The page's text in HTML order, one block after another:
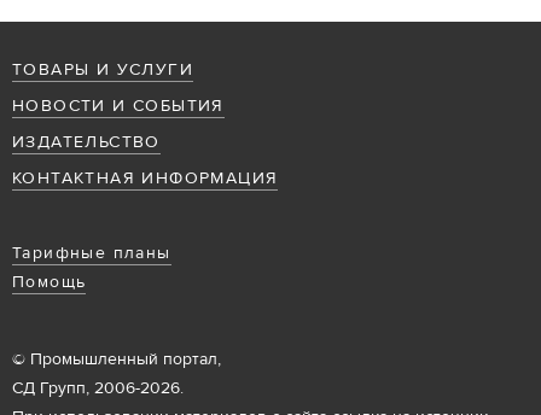
ТОВАРЫ И УСЛУГИ
НОВОСТИ И СОБЫТИЯ
ИЗДАТЕЛЬСТВО
КОНТАКТНАЯ ИНФОРМАЦИЯ
Тарифные планы
Помощь
© Промышленный портал,
СД Групп, 2006-2026.